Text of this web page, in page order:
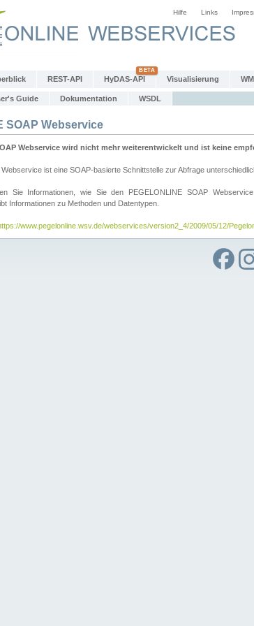
Hilfe Links
REST-API HyDAS-API Visualisierung
Guide Dokumentation WSDL
SOAP Webservice
Webservice wird nicht mehr weiterentwickelt und ist keine
ist eine SOAP-basierte Schnittstelle zur Abfrage
Sie Informationen, wie Sie den PEGELONLINE SOAP
Informationen zu Methoden und Datentypen.
www.pegelonline.wsv.de/webservices/version2_4/2009/05/12/